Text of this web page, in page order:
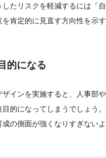
たリスクを軽減するには「
肯定的に見直す方向性を示
的になる
インを実施すると、人事部
的になってしまうでしょう
の側面が強くなりすぎない